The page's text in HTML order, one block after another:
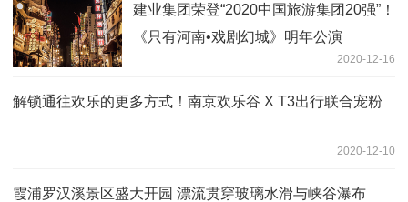
建业集团荣登“2020中国旅游集团20强”！
《只有河南•戏剧幻城》明年公演
2020-12-16
解锁通往欢乐的更多方式！南京欢乐谷 X T3出行联合宠粉
2020-12-10
霞浦罗汉溪景区盛大开园 漂流贯穿玻璃水滑与峡谷瀑布